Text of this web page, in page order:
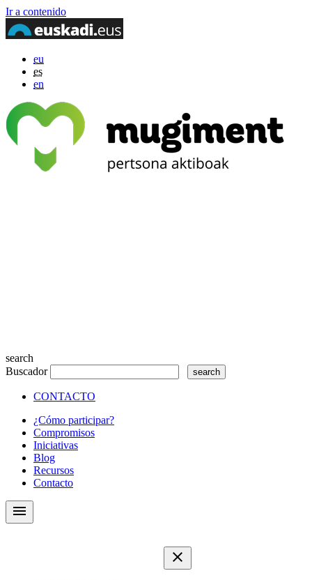
Ir a contenido
eu
es
en
search
Buscador
CONTACTO
¿Cómo participar?
Compromisos
Iniciativas
Blog
Recursos
Contacto
menu
close